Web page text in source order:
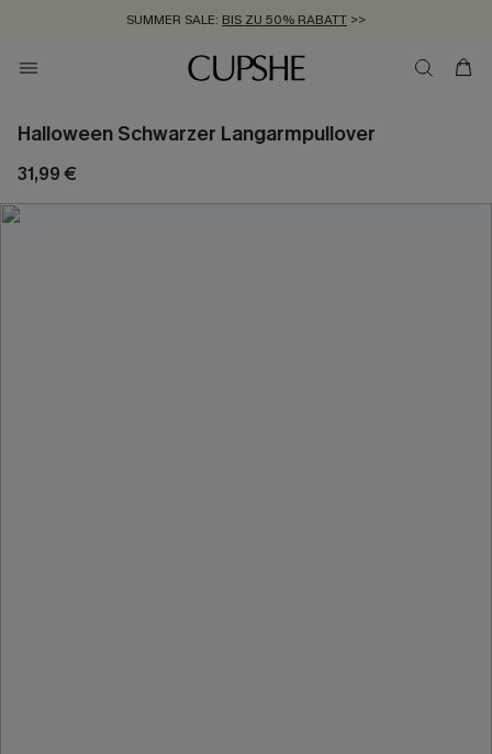
SUMMER SALE: BIS ZU 50% RABATT >>
ZUM NEWSLETTER:BIS ZU -20% EXTRA ERHALTEN
KOSTENLOSER VERSAND AB 89 €
Halloween Schwarzer Langarmpullover
31,99 €